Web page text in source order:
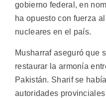
gobierno federal, en
ha opuesto con fuerza
nucleares en el país.
Musharraf aseguró que
restaurar la armonía
Pakistán. Sharif se
autoridades